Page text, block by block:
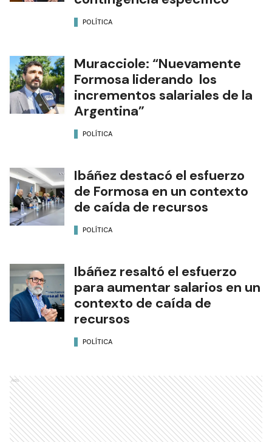
POLÍTICA
Muracciole: “Nuevamente
Formosa liderando los
incrementos salariales de la
Argentina”
POLÍTICA
Ibáñez destacó el esfuerzo
de Formosa en un contexto
de caída de recursos
POLÍTICA
Ibáñez resaltó el esfuerzo
para aumentar salarios en un
contexto de caída de
recursos
POLÍTICA
Ads